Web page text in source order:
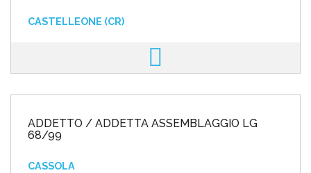
CASTELLEONE (CR)
ADDETTO / ADDETTA ASSEMBLAGGIO LG
68/99
CASSOLA